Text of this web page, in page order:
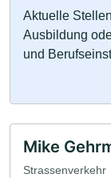
Aktuelle
Ausbildung
und
Mike
Strassenverkehr